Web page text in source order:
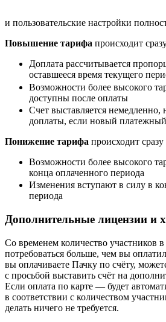
и пользовательские настройки
Повышение тарифа происходит
Доплата рассчитывается
оставшееся время текущего
Возможности более высокого
доступны после оплаты
Счет выставляется немедленно,
доплаты, если новый
Понижение тарифа происходит сразу
Возможности более высокого
конца оплаченного периода
Изменения вступают в силу в
периода
Дополнительные лицензии и
Со временем количество участников
потребоваться больше, чем вы
вы оплачиваете Пачку по счёту,
с просьбой выставить счёт на
Если оплата по карте — будет
в соответствии с количеством
делать ничего не требуется.